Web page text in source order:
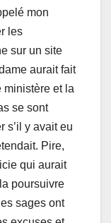
mon
les
sur un site
aurait fait
ministère et la
se sont
s’il y avait eu
Pire,
qui aurait
poursuivre
sages ont